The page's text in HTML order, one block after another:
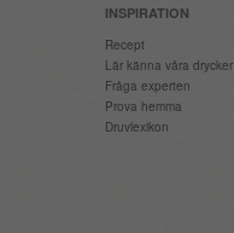
INSPIRATION
Recept
Lär känna våra drycker
Fråga experten
Prova hemma
Druvlexikon